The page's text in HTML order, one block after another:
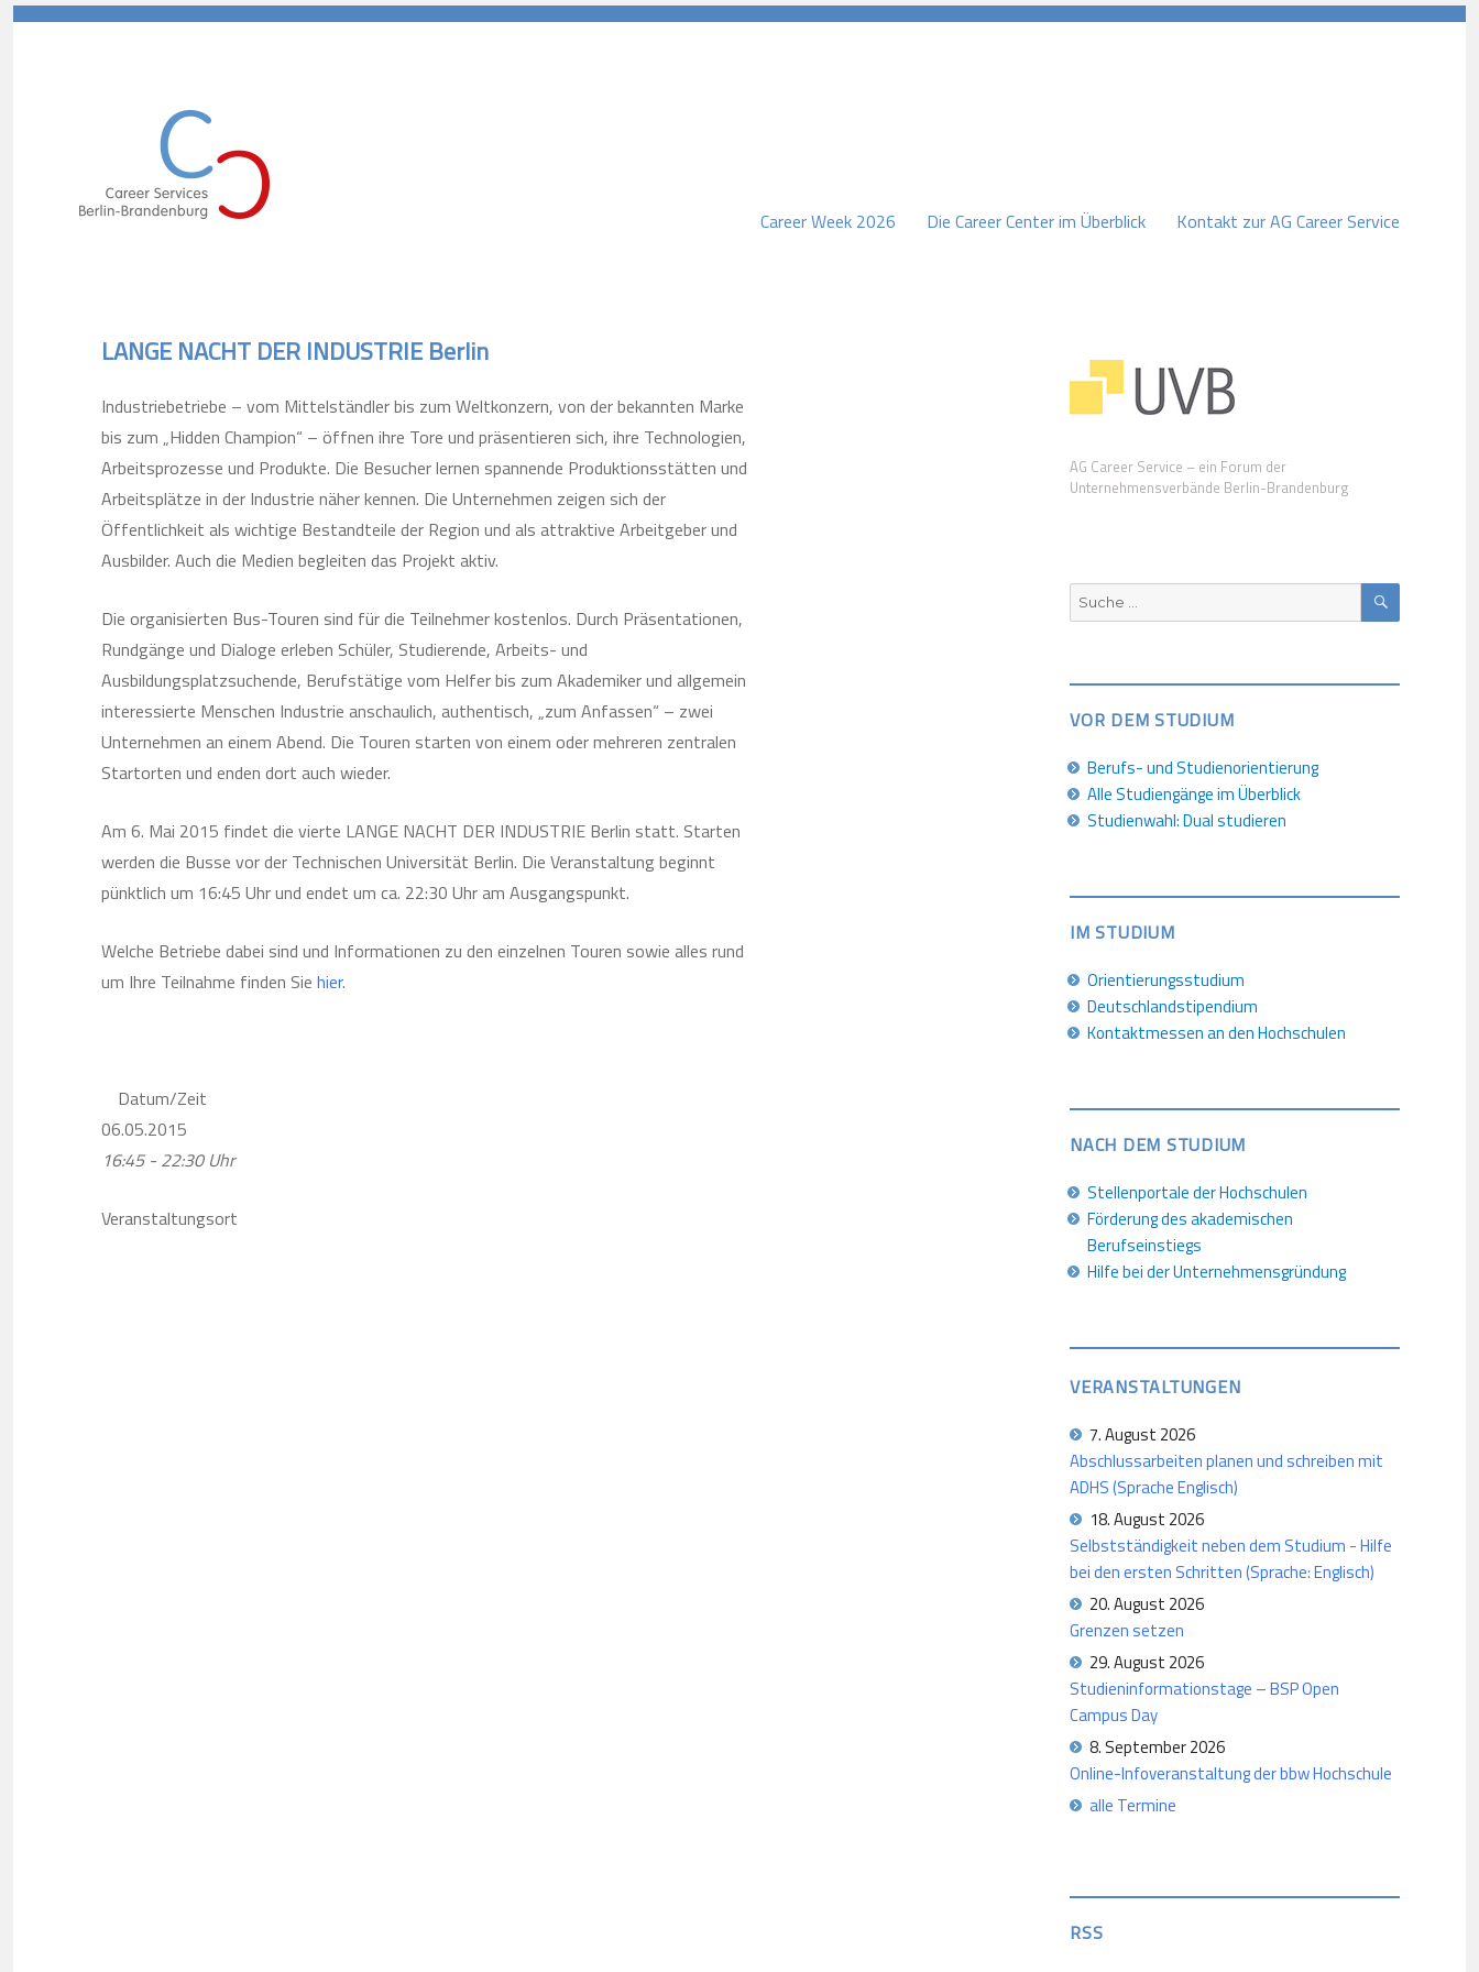
Career Week 2026 Die Career Center im Überblick Kontakt zur AG Career Service
LANGE NACHT DER INDUSTRIE Berlin
Industriebetriebe – vom Mittelständler bis zum Weltkonzern, von der bekannten Marke
bis zum „Hidden Champion“ – öffnen ihre Tore und präsentieren sich, ihre Technologien,
Arbeitsprozesse und Produkte. Die Besucher lernen spannende Produktionsstätten und
Arbeitsplätze in der Industrie näher kennen. Die Unternehmen zeigen sich der
Öffentlichkeit als wichtige Bestandteile der Region und als attraktive Arbeitgeber und
Ausbilder. Auch die Medien begleiten das Projekt aktiv.
Die organisierten Bus-Touren sind für die Teilnehmer kostenlos. Durch Präsentationen,
Rundgänge und Dialoge erleben Schüler, Studierende, Arbeits- und
Ausbildungsplatzsuchende, Berufstätige vom Helfer bis zum Akademiker und allgemein
interessierte Menschen Industrie anschaulich, authentisch, „zum Anfassen“ – zwei
Unternehmen an einem Abend. Die Touren starten von einem oder mehreren zentralen
Startorten und enden dort auch wieder.
Am 6. Mai 2015 findet die vierte LANGE NACHT DER INDUSTRIE Berlin statt. Starten
werden die Busse vor der Technischen Universität Berlin. Die Veranstaltung beginnt
pünktlich um 16:45 Uhr und endet um ca. 22:30 Uhr am Ausgangspunkt.
Welche Betriebe dabei sind und Informationen zu den einzelnen Touren sowie alles rund
um Ihre Teilnahme finden Sie hier.
Datum/Zeit
06.05.2015
16:45 - 22:30 Uhr
Veranstaltungsort
AG Career Service – ein Forum der
Unternehmensverbände Berlin-Brandenburg
Suche
nach:
SUCHEN
VOR DEM STUDIUM
Berufs- und Studienorientierung
Alle Studiengänge im Überblick
Studienwahl: Dual studieren
IM STUDIUM
Orientierungsstudium
Deutschlandstipendium
Kontaktmessen an den Hochschulen
NACH DEM STUDIUM
Stellenportale der Hochschulen
Förderung des akademischen
Berufseinstiegs
Hilfe bei der Unternehmensgründung
VERANSTALTUNGEN
7. August 2026
Abschlussarbeiten planen und schreiben mit
ADHS (Sprache Englisch)
18. August 2026
Selbstständigkeit neben dem Studium - Hilfe
bei den ersten Schritten (Sprache: Englisch)
20. August 2026
Grenzen setzen
29. August 2026
Studieninformationstage – BSP Open
Campus Day
8. September 2026
Online-Infoveranstaltung der bbw Hochschule
alle Termine
RSS